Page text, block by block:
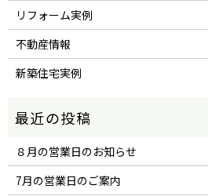
リフォーム実例
不動産情報
新築住宅実例
８月の営業日のお知らせ
7月の営業日のご案内